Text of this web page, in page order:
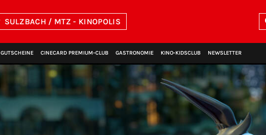
SULZBACH / MTZ - KINOPOLIS
GUTSCHEINE CINECARD PREMIUM‑CLUB GASTRONOMIE KINO‑KIDSCLUB NEWSLETTER